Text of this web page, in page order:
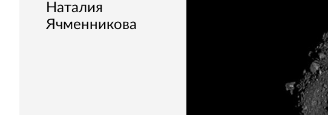
Наталия
Ячменникова